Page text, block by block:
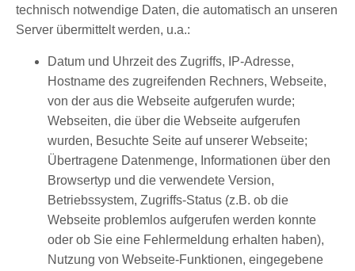
technisch notwendige Daten, die automatisch an unseren
Server übermittelt werden, u.a.:
Datum und Uhrzeit des Zugriffs, IP-Adresse,
Hostname des zugreifenden Rechners, Webseite,
von der aus die Webseite aufgerufen wurde;
Webseiten, die über die Webseite aufgerufen
wurden, Besuchte Seite auf unserer Webseite;
Übertragene Datenmenge, Informationen über den
Browsertyp und die verwendete Version,
Betriebssystem, Zugriffs-Status (z.B. ob die
Webseite problemlos aufgerufen werden konnte
oder ob Sie eine Fehlermeldung erhalten haben),
Nutzung von Webseite-Funktionen, eingegebene